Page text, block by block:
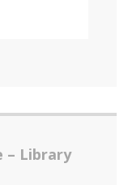
– Library